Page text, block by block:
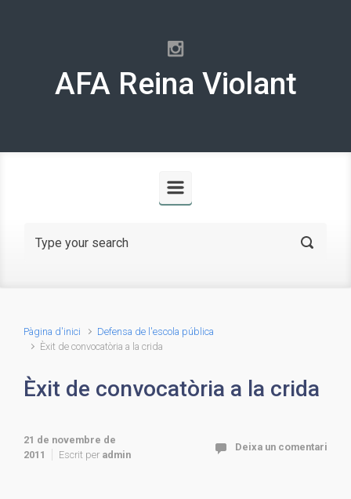
AFA Reina Violant
Pàgina d'inici
Defensa de l'escola pública
Èxit de convocatòria a la crida
Èxit de convocatòria a la crida
21 de novembre de
2011
Escrit per admin
Deixa un comentari